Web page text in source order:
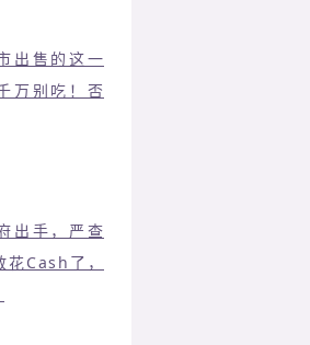
出售的这一
万别吃！否
出手，严查
Cash了，